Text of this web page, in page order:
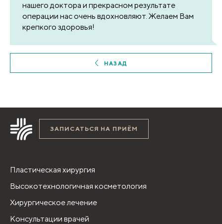
нашего доктора и прекрасном результате
операции нас очень вдохновляют. Желаем Вам
крепкого здоровья!
НАЗАД
ЗАПИСАТЬСЯ НА ПРИЁМ
Пластическая хирургия
Высокотехнологичная косметология
Хирургическое лечение
Консультации врачей